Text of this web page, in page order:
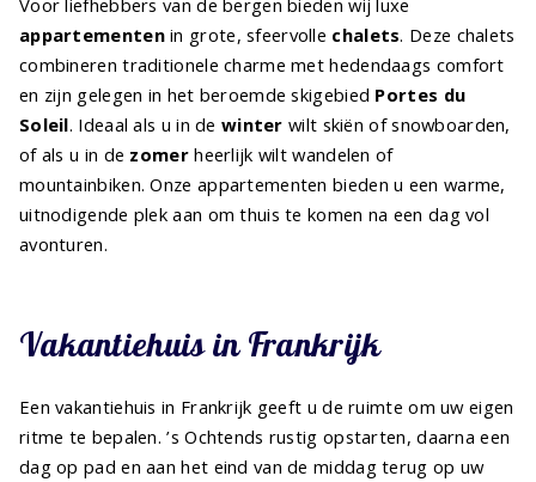
appartementenin grote, sfeervolle chalets. Deze chalets
combineren traditionele charme met hedendaags comfort
en zijn gelegen in het beroemde skigebied Portes du
Soleil. Ideaal als u in de winter wilt skiën of snowboarden,
of als u in de zomerheerlijk wilt wandelen of
mountainbiken. Onze appartementen bieden u een warme,
uitnodigende plek aan om thuis te komen na een dag vol
avonturen.
Vakantiehuis in Frankrijk
Een vakantiehuis in Frankrijk geeft u de ruimte om uw eigen
ritme te bepalen. ’s Ochtends rustig opstarten, daarna een
dag op pad en aan het eind van de middag terug op uw